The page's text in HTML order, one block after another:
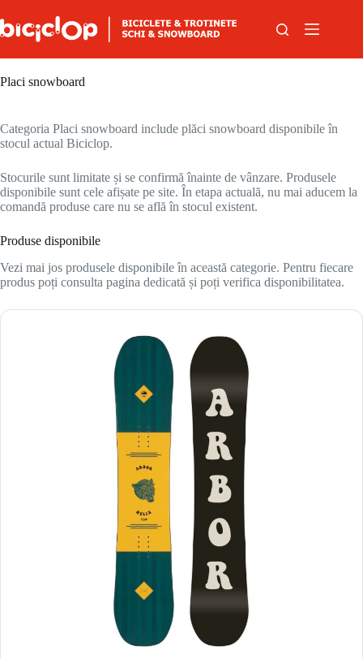
Placi snowboard
Categoria Placi snowboard include plăci snowboard disponibile în
stocul actual Biciclop.
Stocurile sunt limitate și se confirmă înainte de vânzare. Produsele
disponibile sunt cele afișate pe site. În etapa actuală, nu mai aducem la
comandă produse care nu se află în stocul existent.
Produse disponibile
Vezi mai jos produsele disponibile în această categorie. Pentru fiecare
produs poți consulta pagina dedicată și poți verifica disponibilitatea.